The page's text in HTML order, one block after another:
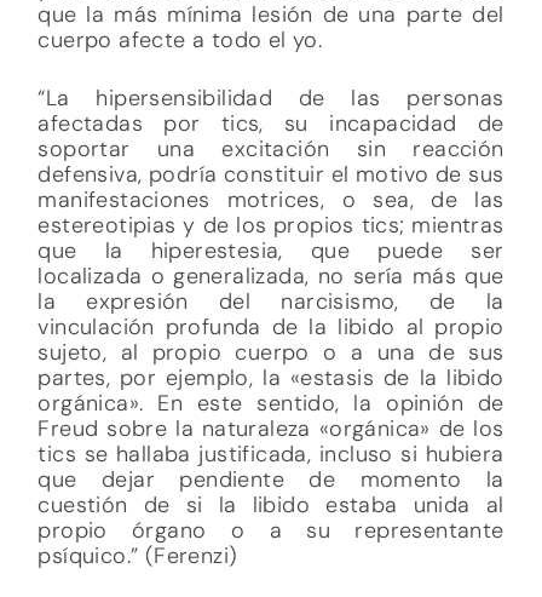
que la más mínima lesión de una parte del
cuerpo afecte a todo el yo.
“La hipersensibilidad de las personas
afectadas por tics, su incapacidad de
soportar una excitación sin reacción
defensiva, podría constituir el motivo de sus
manifestaciones motrices, o sea, de las
estereotipias y de los propios tics; mientras
que la hiperestesia, que puede ser
localizada o generalizada, no sería más que
la expresión del narcisismo, de la
vinculación profunda de la libido al propio
sujeto, al propio cuerpo o a una de sus
partes, por ejemplo, la «estasis de la libido
orgánica». En este sentido, la opinión de
Freud sobre la naturaleza «orgánica» de los
tics se hallaba justificada, incluso si hubiera
que dejar pendiente de momento la
cuestión de si la libido estaba unida al
propio órgano o a su representante
psíquico.” (Ferenzi)